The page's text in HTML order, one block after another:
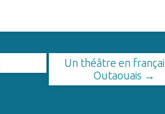
Un théâtre en
Outaouais →